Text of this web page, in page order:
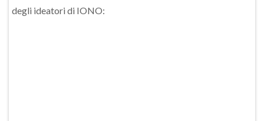
degli ideatori di IONO: